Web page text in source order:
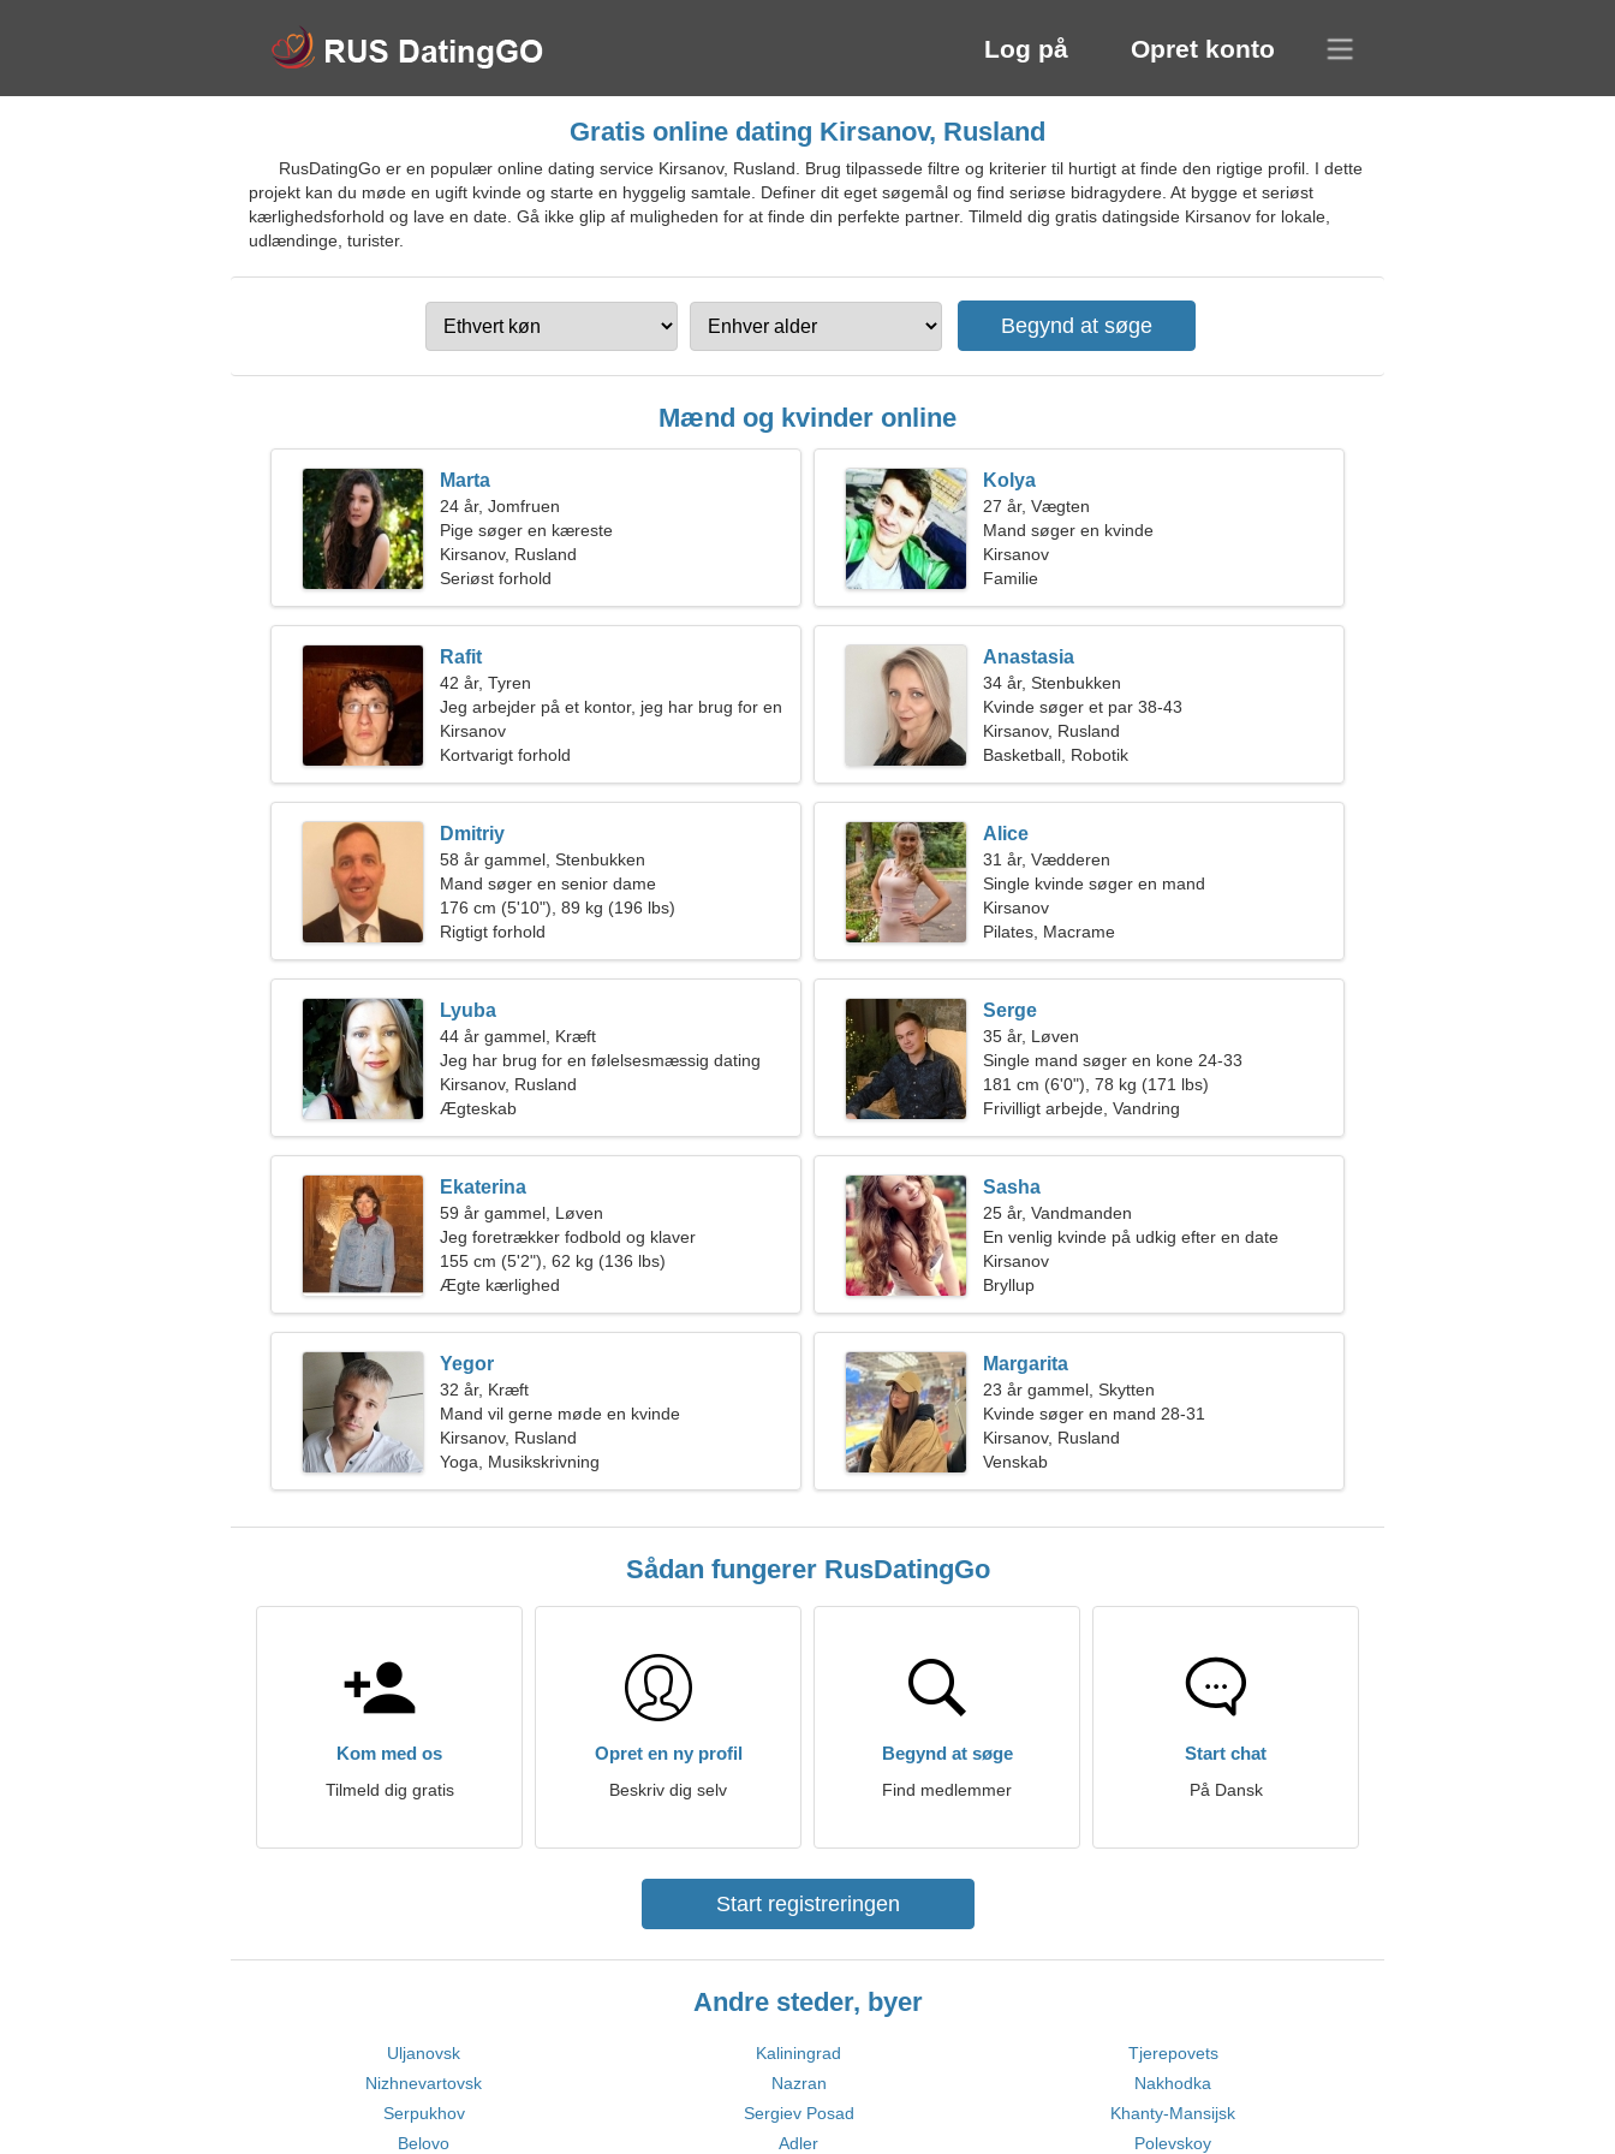
Log på Opret konto
Gratis online dating Kirsanov, Rusland
RusDatingGo er en populær online dating service Kirsanov, Rusland. Brug tilpassede filtre og kriterier til hurtigt at finde den rigtige profil. I dette
projekt kan du møde en ugift kvinde og starte en hyggelig samtale. Definer dit eget søgemål og find seriøse bidragydere. At bygge et seriøst
kærlighedsforhold og lave en date. Gå ikke glip af muligheden for at finde din perfekte partner. Tilmeld dig gratis datingside Kirsanov for lokale,
udlændinge, turister.
Mænd og kvinder online
Marta
24 år, Jomfruen
Pige søger en kæreste
Kirsanov, Rusland
Seriøst forhold
Kolya
27 år, Vægten
Mand søger en kvinde
Kirsanov
Familie
Rafit
42 år, Tyren
Jeg arbejder på et kontor, jeg har brug for en
glad kvinde
Kirsanov
Kortvarigt forhold
Anastasia
34 år, Stenbukken
Kvinde søger et par 38-43
Kirsanov, Rusland
Basketball, Robotik
Dmitriy
58 år gammel, Stenbukken
Mand søger en senior dame
176 cm (5'10"), 89 kg (196 lbs)
Rigtigt forhold
Alice
31 år, Vædderen
Single kvinde søger en mand
Kirsanov
Pilates, Macrame
Lyuba
44 år gammel, Kræft
Jeg har brug for en følelsesmæssig dating
ven
Kirsanov, Rusland
Ægteskab
Serge
35 år, Løven
Single mand søger en kone 24-33
181 cm (6'0"), 78 kg (171 lbs)
Frivilligt arbejde, Vandring
Ekaterina
59 år gammel, Løven
Jeg foretrækker fodbold og klaver
155 cm (5'2"), 62 kg (136 lbs)
Ægte kærlighed
Sasha
25 år, Vandmanden
En venlig kvinde på udkig efter en date
Kirsanov
Bryllup
Yegor
32 år, Kræft
Mand vil gerne møde en kvinde
Kirsanov, Rusland
Yoga, Musikskrivning
Margarita
23 år gammel, Skytten
Kvinde søger en mand 28-31
Kirsanov, Rusland
Venskab
Sådan fungerer RusDatingGo
Kom med os
Tilmeld dig gratis
Opret en ny profil
Beskriv dig selv
Begynd at søge
Find medlemmer
Start chat
På Dansk
Start registreringen
Andre steder, byer
Uljanovsk Kaliningrad
Tjerepovets
Nizhnevartovsk
Nazran
Nakhodka
Serpukhov
Sergiev Posad
Khanty-Mansijsk
Belovo
Adler Polevskoy